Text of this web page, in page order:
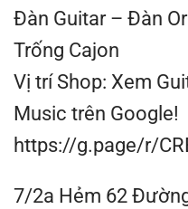
Đàn Guitar – Đàn
Trống Cajon
Vị trí Shop: Xem
Music trên Google!
https://g.page/r/
7/2a Hẻm 62